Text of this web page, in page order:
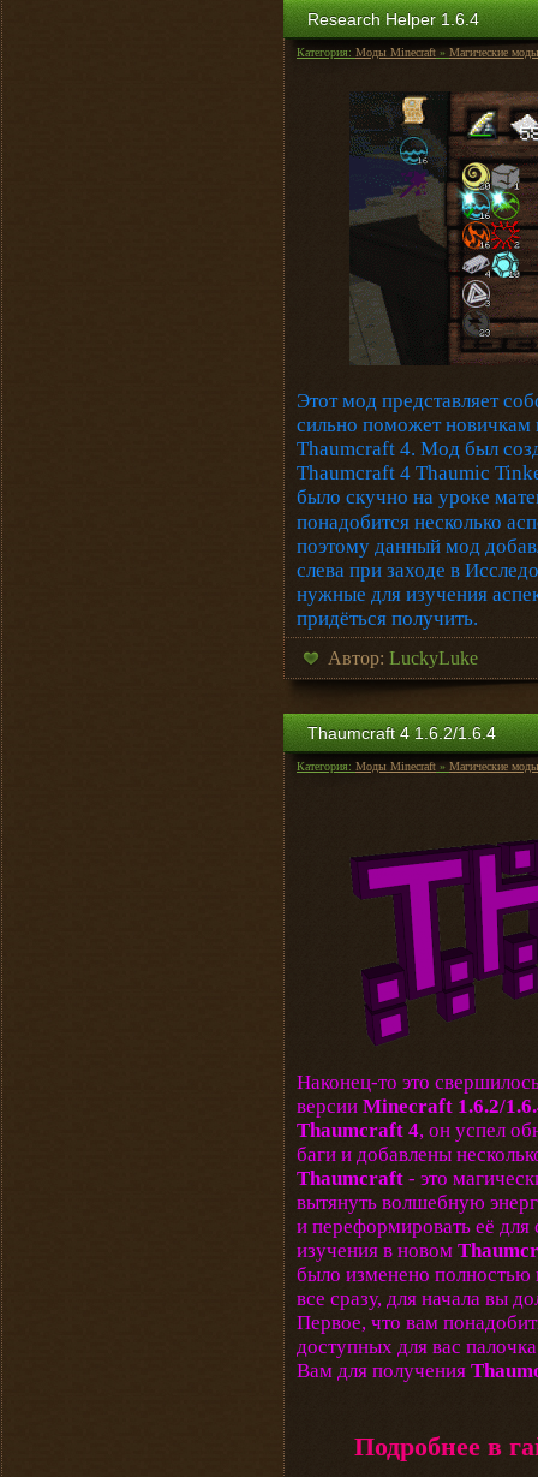
Research Helper 1.6.4
Категория: Моды Minecraft » Магические моды
Этот мод представляет
сильно поможет
Thaumcraft 4. Мод был
Thaumcraft 4 Thaumic
было скучно на уроке
понадобится несколько
поэтому данный мод
слева при заходе в
нужные для изучения
придёться получить.
Автор: LuckyLuke
Thaumcraft 4 1.6.2/1.6.4
Категория: Моды Minecraft » Магические моды
Наконец-то это
версии Minecraft 1.6.2/
Thaumcraft 4, он успел
баги и добавлены
Thaumcraft - это
вытянуть волшебную
и переформировать её
изучения в новом
было изменено полностью
все сразу, для начала вы
Первое, что вам
доступных для вас
Вам для получения
Подробнее в